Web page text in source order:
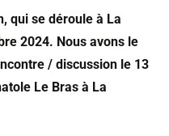
qui se déroule à La
2024. Nous avons le
/ discussion le 13
Le Bras à La